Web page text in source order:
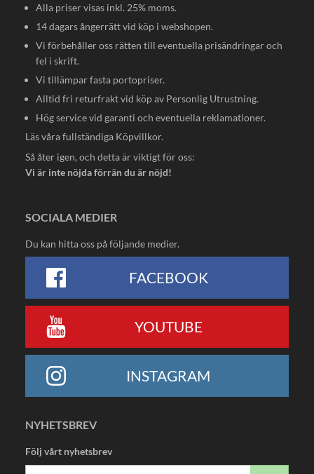
Alla priser visas inkl. 25% moms.
14 dagars ångerrätt vid köp i webshopen.
Vi förbehåller oss rätten till eventuella prisändringar och
fel i skrift.
Vi tillämpar fasta portopriser.
Alltid fri returfrakt vid köp av Personlig Utrustning.
Hög service vid garanti och eventuella reklamationer.
Läs våra fullständiga Köpvillkor.
Så åter igen, och detta är viktigt för oss:
Vi är inte nöjda förrän du är nöjd!
SOCIALA MEDIER
Du kan hitta oss på följande medier.
FACEBOOK
YOUTUBE
INSTAGRAM
NYHETSBREV
Följ vårt nyhetsbrev